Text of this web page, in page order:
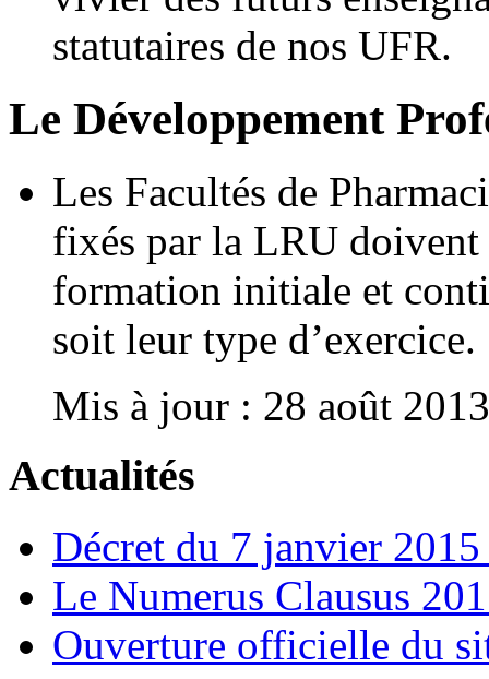
statutaires de nos UFR.
Le Développement
Les Facultés de
fixés par la LRU doivent
formation initiale et
soit leur type d’exercice.
Mis à jour : 28 août 2013
Actualités
Décret du 7 janvier
Le Numerus Clausus
Ouverture officielle du